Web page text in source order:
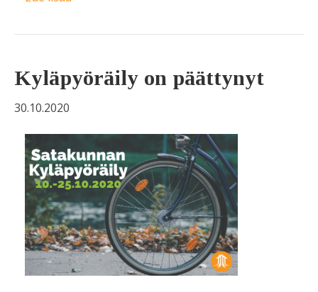
Kyläpyöräily on päättynyt
30.10.2020